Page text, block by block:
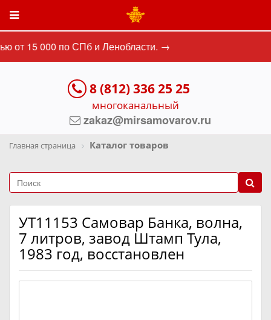
от 15 000 по СПб и Ленобласти. →
8 (812) 336 25 25
многоканальный
zakaz@mirsamovarov.ru
Главная страница Каталог товаров
УТ11153 Самовар Банка, волна,
7 литров, завод Штамп Тула,
1983 год, восстановлен